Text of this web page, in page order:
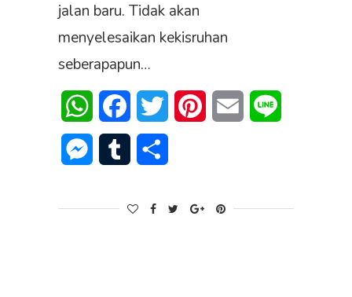
jalan baru. Tidak akan
menyelesaikan kekisruhan
seberapapun…
WhatsAppFacebookTwitter PinterestEmail
Messenger
Tumblr